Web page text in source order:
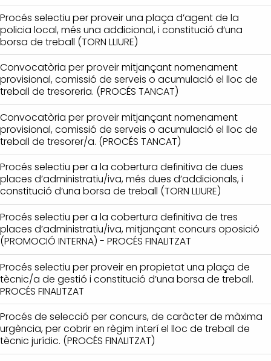
Procés selectiu per proveir una plaça d’agent de la
policia local, més una addicional, i constitució d’una
borsa de treball (TORN LLIURE)
Convocatòria per proveir mitjançant nomenament
provisional, comissió de serveis o acumulació el lloc de
treball de tresoreria. (PROCÉS TANCAT)
Convocatòria per proveir mitjançant nomenament
provisional, comissió de serveis o acumulació el lloc de
treball de tresorer/a. (PROCÉS TANCAT)
Procés selectiu per a la cobertura definitiva de dues
places d’administratiu/iva, més dues d’addicionals, i
constitució d’una borsa de treball (TORN LLIURE)
Procés selectiu per a la cobertura definitiva de tres
places d’administratiu/iva, mitjançant concurs oposició
(PROMOCIÓ INTERNA) - PROCÉS FINALITZAT
Procés selectiu per proveir en propietat una plaça de
tècnic/a de gestió i constitució d’una borsa de treball.
PROCÉS FINALITZAT
Procés de selecció per concurs, de caràcter de màxima
urgència, per cobrir en règim interí el lloc de treball de
tècnic jurídic. (PROCÉS FINALITZAT)